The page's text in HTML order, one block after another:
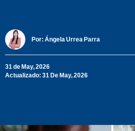
Por: Ángela Urrea Parra
31 de May, 2026
Actualizado: 31 De May, 2026